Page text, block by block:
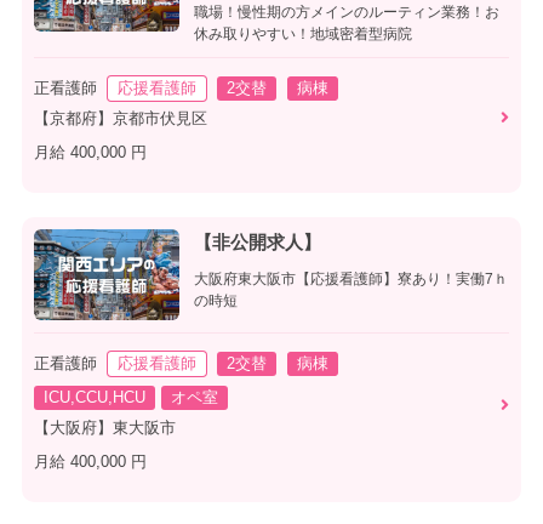
職場！慢性期の方メインのルーティン業務！お
休み取りやすい！地域密着型病院
正看護師 応援看護師 2交替
病棟
【京都府】京都市伏見区
月給 400,000 円
【非公開求人】
大阪府東大阪市【応援看護師】寮あり！実働7ｈ
の時短
正看護師 応援看護師 2交替
病棟
ICU,CCU,HCU
オペ室
【大阪府】東大阪市
月給 400,000 円